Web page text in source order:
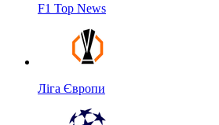
F1 Top News
Ліга Європи